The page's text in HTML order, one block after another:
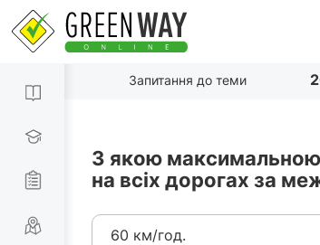
Запитання до теми
З якою максимальною
на всіх дорогах за
60 км/год.